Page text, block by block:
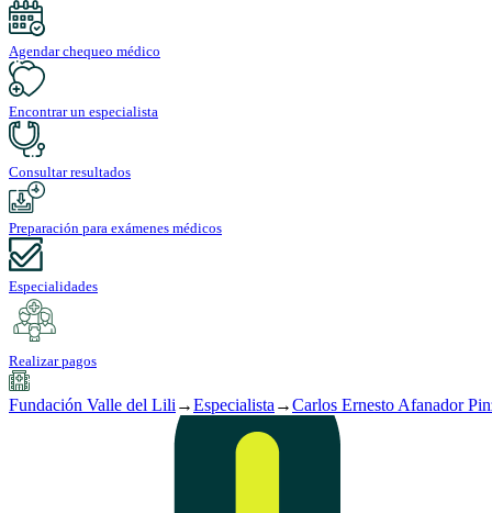
Agendar chequeo médico
Encontrar un especialista
Consultar resultados
Preparación para exámenes médicos
Especialidades
Realizar pagos
Fundación Valle del Lili →Especialista →Carlos Ernesto Afanador